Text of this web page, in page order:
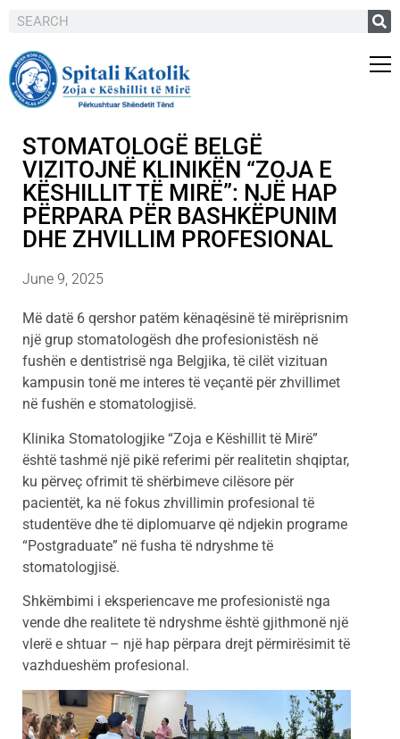
STOMATOLOGË BELGË
VIZITOJNË KLINIKËN “ZOJA E
KËSHILLIT TË MIRË”: NJË HAP
PËRPARA PËR BASHKËPUNIM
DHE ZHVILLIM PROFESIONAL
June 9, 2025
Më datë 6 qershor patëm kënaqësinë të mirëprisnim
një grup stomatologësh dhe profesionistësh në
fushën e dentistrisë nga Belgjika, të cilët vizituan
kampusin tonë me interes të veçantë për zhvillimet
në fushën e stomatologjisë.
Klinika Stomatologjike “Zoja e Këshillit të Mirë”
është tashmë një pikë referimi për realitetin shqiptar,
ku përveç ofrimit të shërbimeve cilësore për
pacientët, ka në fokus zhvillimin profesional të
studentëve dhe të diplomuarve që ndjekin programe
“Postgraduate” në fusha të ndryshme të
stomatologjisë.
Shkëmbimi i eksperiencave me profesionistë nga
vende dhe realitete të ndryshme është gjithmonë një
vlerë e shtuar – një hap përpara drejt përmirësimit të
vazhdueshëm profesional.